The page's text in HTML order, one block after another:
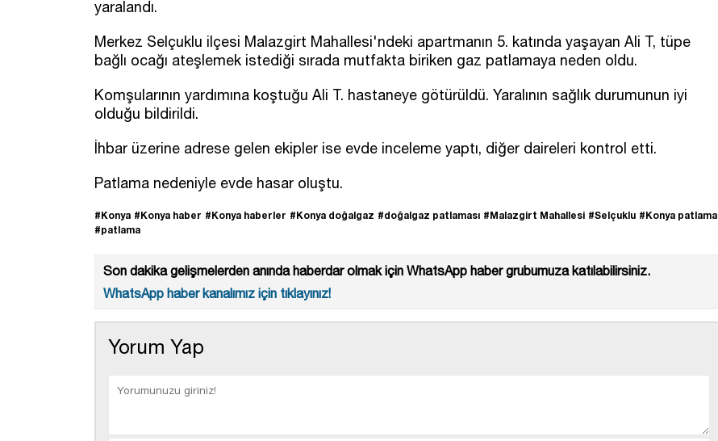
yaralandı.
Merkez Selçuklu ilçesi Malazgirt Mahallesi'ndeki apartmanın 5. katında yaşayan Ali T, tüpe
bağlı ocağı ateşlemek istediği sırada mutfakta biriken gaz patlamaya neden oldu.
Komşularının yardımına koştuğu Ali T. hastaneye götürüldü. Yaralının sağlık durumunun iyi
olduğu bildirildi.
İhbar üzerine adrese gelen ekipler ise evde inceleme yaptı, diğer daireleri kontrol etti.
Patlama nedeniyle evde hasar oluştu.
#Konya #Konya haber #Konya haberler #Konya doğalgaz #doğalgaz patlaması #Malazgirt Mahallesi #Selçuklu #Konya patlama
#patlama
Son dakika gelişmelerden anında haberdar olmak için WhatsApp haber grubumuza katılabilirsiniz.
WhatsApp haber kanalımız için tıklayınız!
Yorum Yap